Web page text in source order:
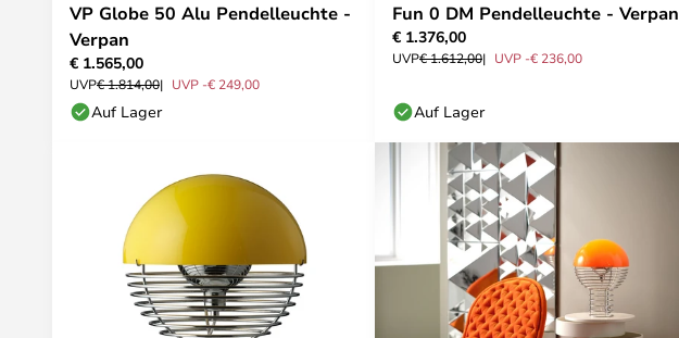
VP Globe 50 Alu Pendelleuchte -
Verpan
€ 1.565,00
UVP€ 1.814,00 UVP -€ 249,00
Auf Lager
Fun 0 DM Pendelleuchte - Verpan
€ 1.376,00
UVP€ 1.612,00 UVP -€ 236,00
Auf Lager